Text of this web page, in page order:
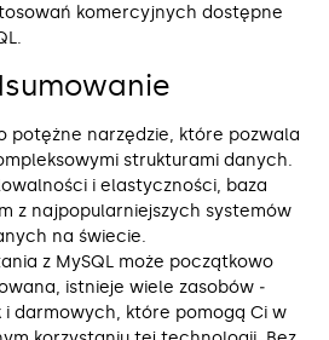
komercyjnych dostępne
potężne narzędzie, które pozwala
strukturami danych.
i elastyczności, baza
z najpopularniejszych systemów
na świecie.
z MySQL może początkowo
istnieje wiele zasobów ‒
i darmowych, które pomogą Ci w